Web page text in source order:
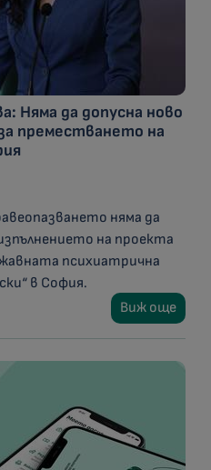
Няма да допусна ново
преместването на
няма да
на проекта
психиатрична
в София.
Виж още